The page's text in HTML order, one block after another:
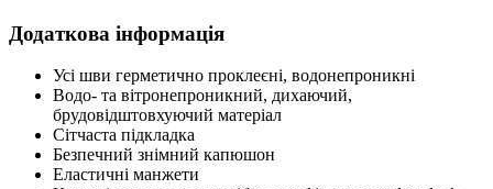
Додаткова інформація
Усі шви герметично проклеєні, водонепроникні
Водо- та вітронепроникний, дихаючий,
брудовідштовхуючий матеріал
Сітчаста підкладка
Безпечний знімний капюшон
Еластичні манжети